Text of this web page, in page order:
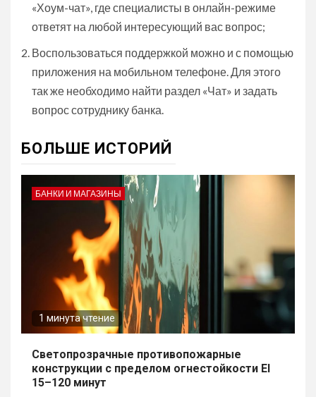
«Хоум-чат», где специалисты в онлайн-режиме
ответят на любой интересующий вас вопрос;
Воспользоваться поддержкой можно и с помощью
приложения на мобильном телефоне. Для этого
так же необходимо найти раздел «Чат» и задать
вопрос сотруднику банка.
БОЛЬШЕ ИСТОРИЙ
БАНКИ И МАГАЗИНЫ
1 минута чтение
Светопрозрачные противопожарные
конструкции с пределом огнестойкости EI
15–120 минут